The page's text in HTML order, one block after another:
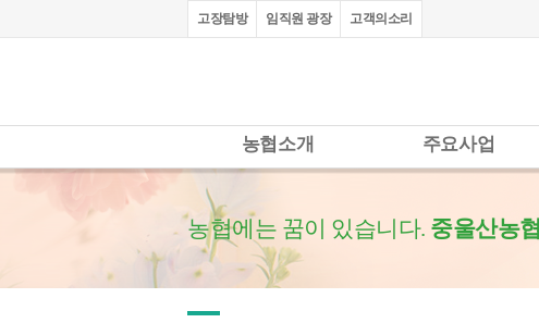
고장탐방 임직원 광장 고객의소리
농협소개 주요사업
농협에는 꿈이 있습니다. 중울산농협